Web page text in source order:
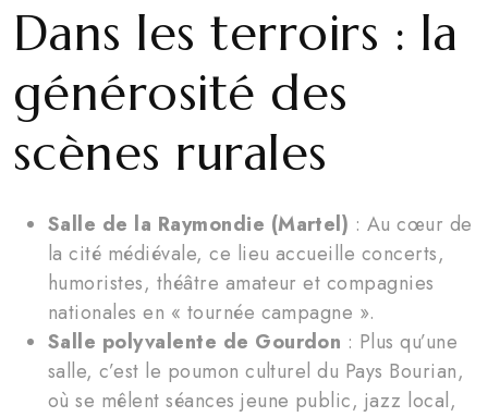
Dans les terroirs : la
générosité des
scènes rurales
Salle de la Raymondie (Martel) : Au cœur de
la cité médiévale, ce lieu accueille concerts,
humoristes, théâtre amateur et compagnies
nationales en « tournée campagne ».
Salle polyvalente de Gourdon : Plus qu’une
salle, c’est le poumon culturel du Pays Bourian,
où se mêlent séances jeune public, jazz local,